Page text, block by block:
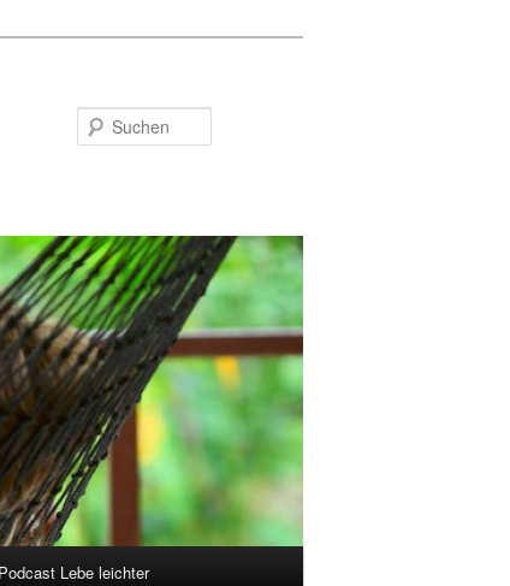
Podcast Lebe leichter